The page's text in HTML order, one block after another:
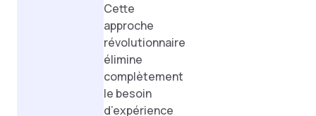
Cette
approche
révolutionnaire
élimine
complètement
le besoin
d’expérience